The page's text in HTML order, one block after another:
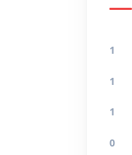
1
1
1
0